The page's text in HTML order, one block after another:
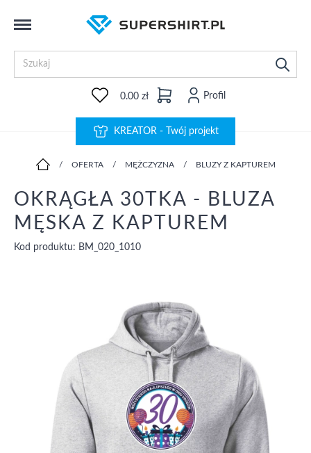
0.00 zł Profil
KREATOR - Twój projekt
/ OFERTA / MĘŻCZYZNA / BLUZY Z KAPTUREM
OKRĄGŁA 30TKA - BLUZA
MĘSKA Z KAPTUREM
Kod produktu: BM_020_1010